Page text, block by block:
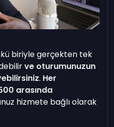
biriyle gerçekten tek
ve oturumunuzun
. Her
arasında
hizmete bağlı olarak